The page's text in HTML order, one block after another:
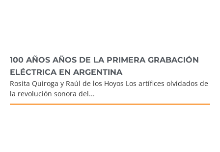
100 AÑOS AÑOS DE LA PRIMERA GRABACIÓN
ELÉCTRICA EN ARGENTINA
Rosita Quiroga y Raúl de los Hoyos Los artífices olvidados de
la revolución sonora del...